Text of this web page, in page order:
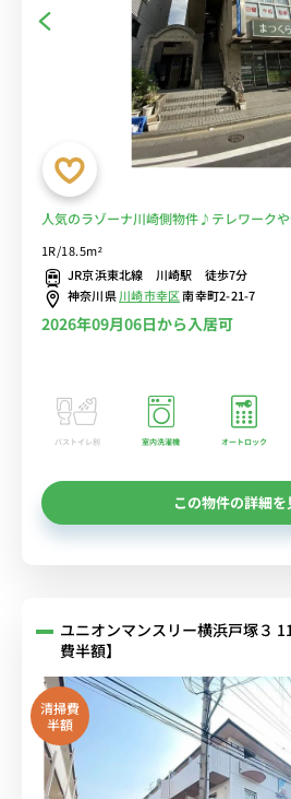
人気のラゾーナ川崎側物件♪テレワーク
1R/18.5m²
JR京浜東北線 川崎駅 徒歩7分
神奈川県川崎市幸区南幸町2-21-7
2026年09月06日から入居可
バストイレ別 室内洗濯機 オートロック
この物件の詳細を
ユニオンマンスリー横浜戸塚３
費半額】
清掃費
半額